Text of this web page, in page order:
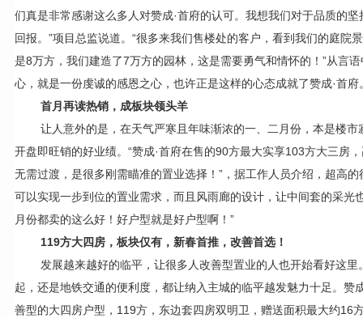
们真是非常感谢这么多人对赞成·首府的认可。我想我们对于品质的
回报。”项目总监说道。“很多来我们售楼处的客户，看到我们的庭院
是8万方，我们建造了7万方的园林，这是需要勇气和情怀的！”从言
心，就是一份虔诚的感恩之心，也许正是这样的心态成就了赞成·首府
首月再读热销，成板块领头羊
让人意外的是，在天气严寒且年味渐浓的一、二月份，本是楼
开盘即旺销的好业绩。“赞成·首府在售的90方最大实享103方大三房
无需过渡，是很多刚需瞄准的置业选择！”，据工作人员介绍，超高
可以实现一步到位的置业需求，而且风雨廊的设计，让中间套的采光
月份都卖的这么好！好户型就是好户型啊！”
119方大四房，板块仅有，新春首推，改善首选！
发展越来越好的临平，让很多人改善型置业的人也开始看好这
起，还是地铁交通的便利度，都让纳入主城的临平越发魅力十足。赞
善型的大四房户型，119方，东边套四房双明卫，赠送面积最大约16